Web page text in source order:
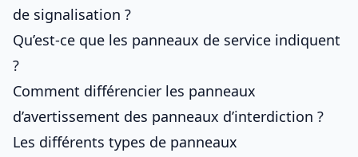
de signalisation ?
Qu’est-ce que les panneaux de service indiquent
?
Comment différencier les panneaux
d’avertissement des panneaux d’interdiction ?
Les différents types de panneaux